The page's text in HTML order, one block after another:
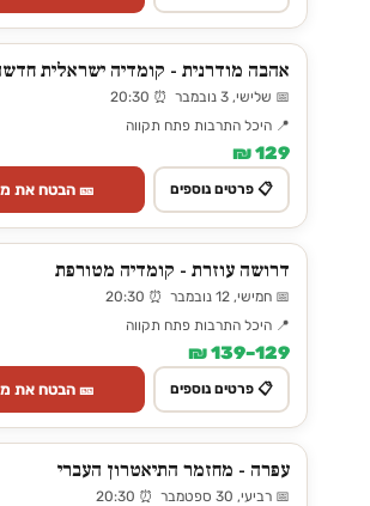
אהבה מודרנית - קומדיה ישראלית
📅 שלישי, 3 נובמבר ⏰ 20:30
📍 היכל התרבות פתח תקווה
129 ₪
📋 פרטים נוספים 🎫 הבטח את
דרושה עוזרת - קומדיה מטורפת
📅 חמישי, 12 נובמבר ⏰ 20:30
📍 היכל התרבות פתח תקווה
129–139 ₪
📋 פרטים נוספים 🎫 הבטח את
עפרה - מחזמר התיאטרון העברי
📅 רביעי, 30 ספטמבר ⏰ 20:30